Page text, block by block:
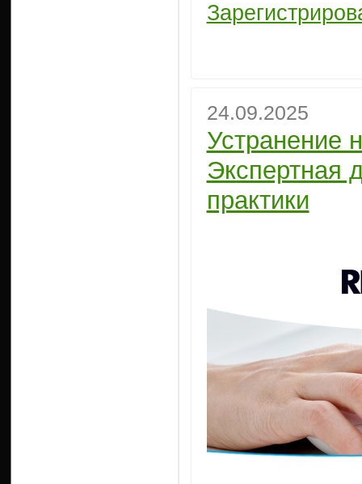
24.09.2025
Устранение
Экспертная
практики